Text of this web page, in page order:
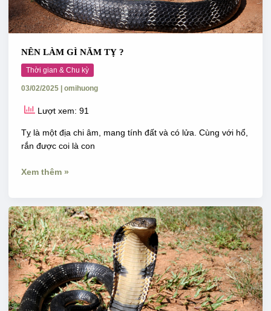
NÊN LÀM GÌ NĂM TỴ ?
Thời gian & Chu kỳ
03/02/2025 omihuong
Lượt xem: 91
Tỵ là một địa chi âm, mang tính đất và có lửa. Cùng với hổ,
rắn được coi là con
Xem thêm »
NĂM
TỴ
&
TỨ
LINH